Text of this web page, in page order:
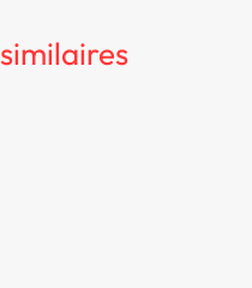
similaires